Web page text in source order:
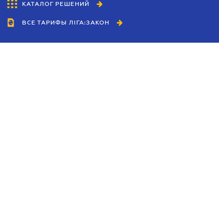
КАТАЛОГ РЕШЕНИЙ
ВСЕ ТАРИФЫ ЛІГА:ЗАКОН